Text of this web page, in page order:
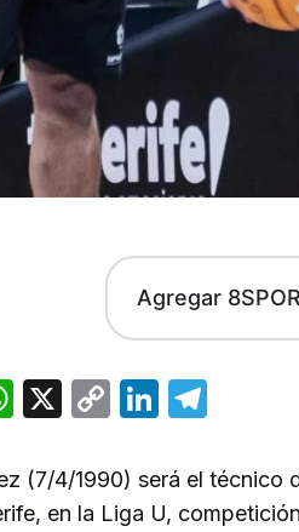
Agregar
WhatsApp
X
CopyLinkedIn
(7/4/1990) será el técnico
en la Liga U,